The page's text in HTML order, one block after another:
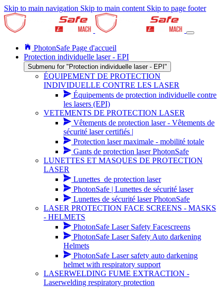
Skip to main navigation Skip to main content Skip to page footer
PhotonSafe Page d'accueil
Protection individuelle laser - EPI
Submenu for "Protection individuelle laser - EPI"
ÉQUIPEMENT DE PROTECTION
INDIVIDUELLE CONTRE LES LASER
Équipements de protection individuelle contre
les lasers (EPI)
VETEMENTS DE PROTECTION LASER
Vêtements de protection laser - Vêtements de
sécurité laser certifiés |
Protection laser maximale - mobilité totale
Gants de protection laser PhotonSafe
LUNETTES ET MASQUES DE PROTECTION
LASER
Lunettes_de protection laser
PhotonSafe | Lunettes de sécurité laser
Lunettes de sécurité laser PhotonSafe
LASER PROTECTION FACE SCREENS - MASKS
- HELMETS
PhotonSafe Laser Safety Facescreens
PhotonSafe Laser Safety Auto darkening
Helmets
PhotonSafe Laser safety auto darkening
helmet with respiratory support
LASERWELDING FUME EXTRACTION -
Laserwelding respiratory protection